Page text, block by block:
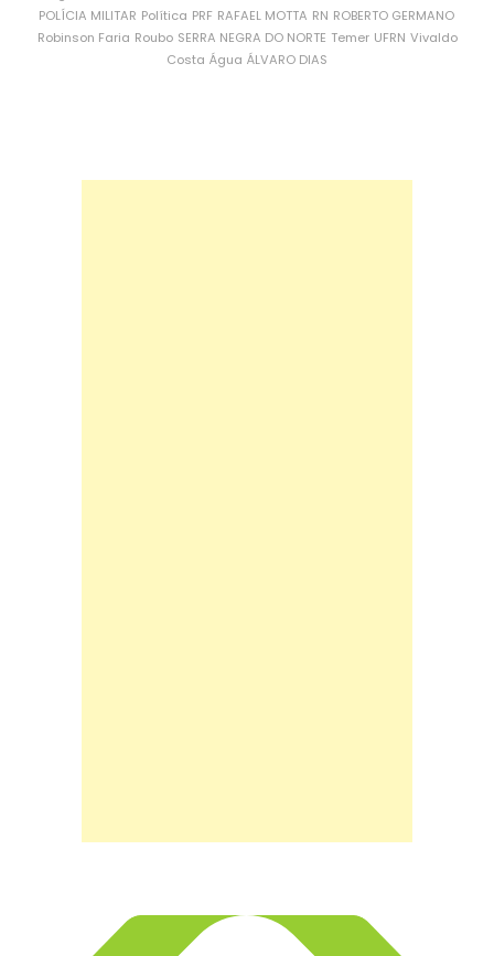
POLÍCIA MILITAR Política PRF RAFAEL MOTTA RN ROBERTO GERMANO
Robinson Faria Roubo SERRA NEGRA DO NORTE Temer UFRN Vivaldo
Costa Água ÁLVARO DIAS